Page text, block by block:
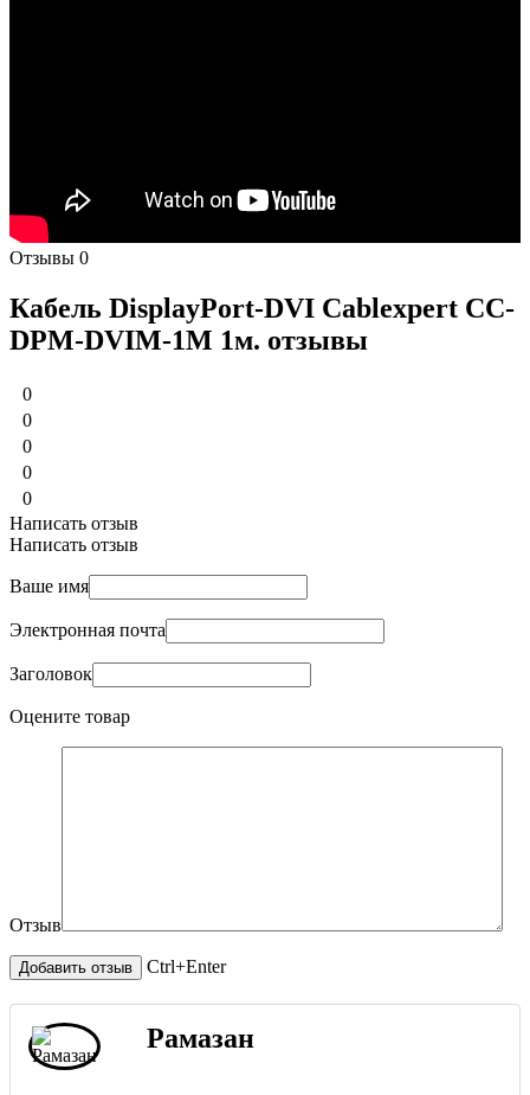
Отзывы 0
Кабель DisplayPort-DVI Cablexpert CC-
DPM-DVIM-1M 1м. отзывы
0
0
0
0
0
Написать отзыв
Написать отзыв
Ваше имя
Электронная почта
Заголовок
Оцените товар
Отзыв
Ctrl+Enter
Рамазан